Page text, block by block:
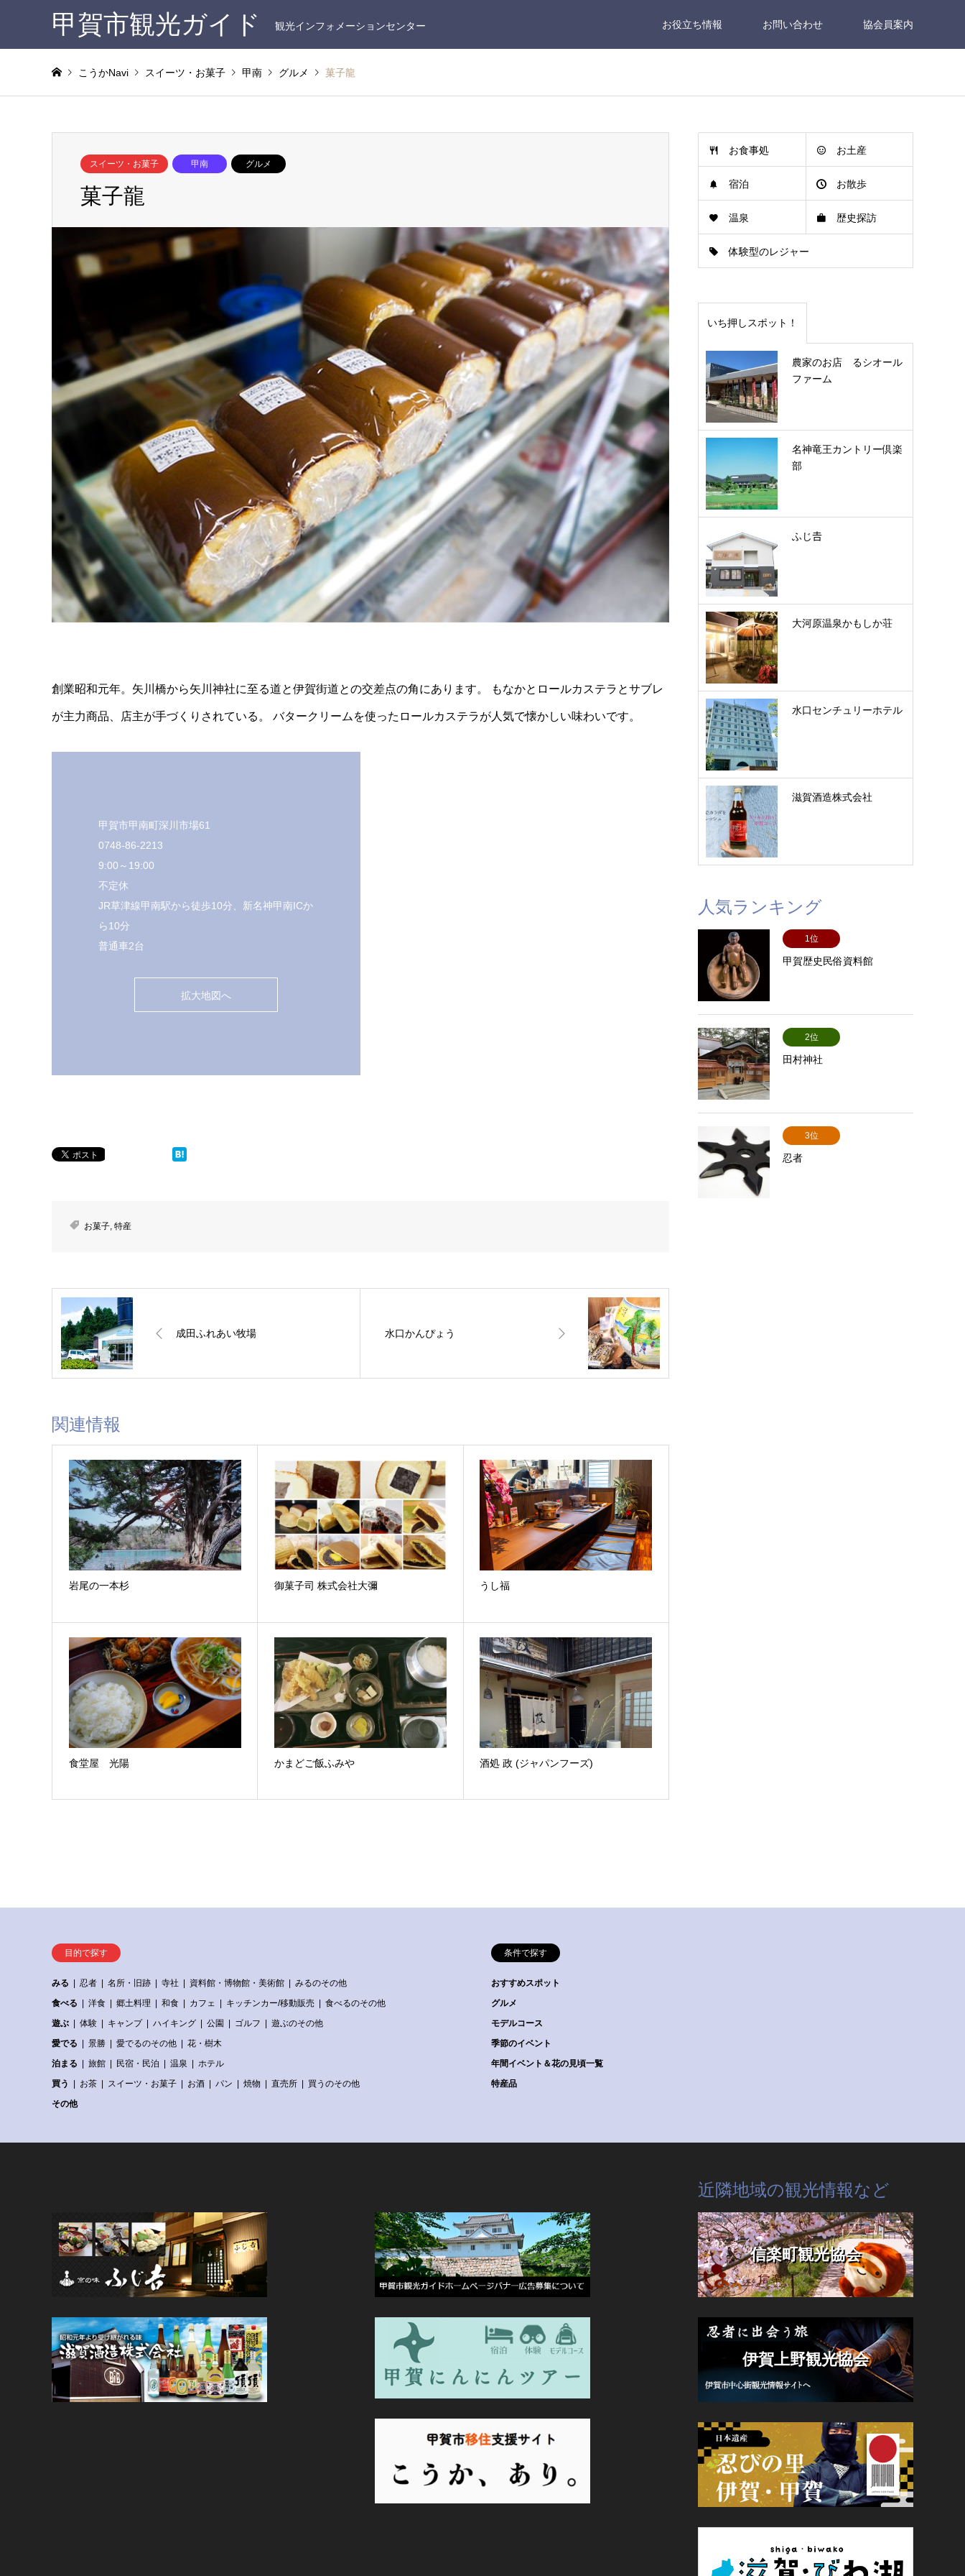
甲賀市観光ガイド 観光インフォメーションセンター お役立ち情報 お問い合わせ 協会員案内
こうかNavi スイーツ・お菓子 甲南 グルメ 菓子龍
スイーツ・お菓子 甲南 グルメ
菓子龍
創業昭和元年。矢川橋から矢川神社に至る道と伊賀街道との交差点の角にあります。 もなかとロールカステラとサブレ
が主力商品、店主が手づくりされている。 バタークリームを使ったロールカステラが人気で懐かしい味わいです。
甲賀市甲南町深川市場61
0748-86-2213
9:00～19:00
不定休
JR草津線甲南駅から徒歩10分、新名神甲南ICか
ら10分
普通車2台
拡大地図へ
お菓子, 特産
成田ふれあい牧場 水口かんぴょう
関連情報
岩尾の一本杉 御菓子司 株式会社大彌 うし福
食堂屋 光陽 かまどご飯ふみや 酒処 政 (ジャパンフーズ)
お食事処 お土産
宿泊 お散歩
温泉 歴史探訪
体験型のレジャー
いち押しスポット！
農家のお店 るシオール
ファーム
名神竜王カントリー倶楽
部
ふじ𠮷
大河原温泉かもしか荘
水口センチュリーホテル
滋賀酒造株式会社
人気ランキング
1位
甲賀歴史民俗資料館
2位
田村神社
3位
忍者
目的で探す
みる 忍者 名所・旧跡 寺社 資料館・博物館・美術館
みるのその他
食べる
洋食 郷土料理 和食 カフェ キッチンカー/移動販売
食べるのその他
遊ぶ
体験 キャンプ ハイキング 公園 ゴルフ
遊ぶのその他
愛でる
景勝 愛でるのその他
花・樹木
泊まる
旅館 民宿・民泊 温泉
ホテル
買う
お茶 スイーツ・お菓子 お酒 パン 焼物 直売所
買うのその他
その他
条件で探す
おすすめスポット
グルメ
モデルコース
季節のイベント
年間イベント＆花の見頃一覧
特産品
近隣地域の観光情報など
信楽町観光協会
伊賀上野観光協会